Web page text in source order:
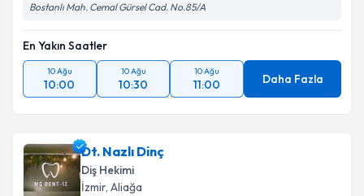
Bostanlı Mah. Cemal Gürsel Cad. No.85/A
En Yakın Saatler
10 Ağu
10:00
10 Ağu
10:30
10 Ağu
11:00 Daha Fazla
Dt. Nazlı Dinç
Diş Hekimi
İzmir, Aliağa